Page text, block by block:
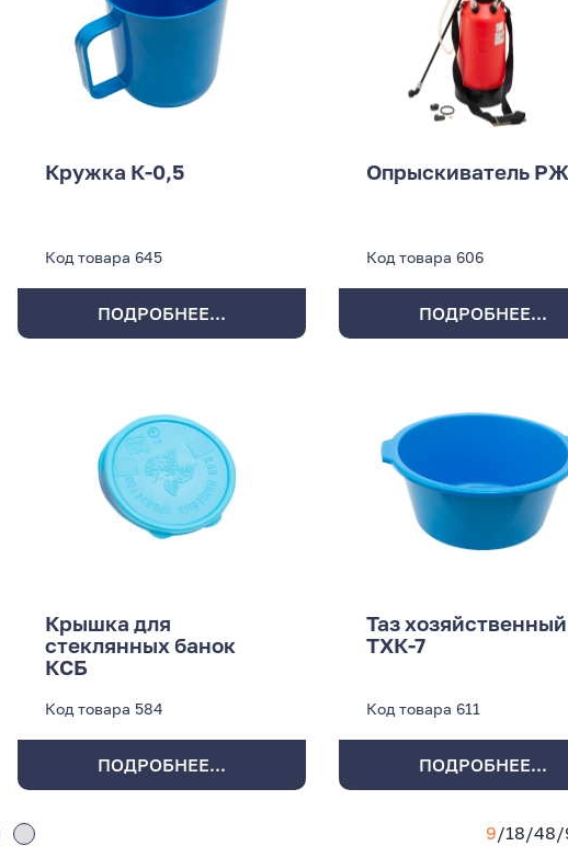
Кружка К-0,5
Код товара 645
ПОДРОБНЕЕ...
Опрыскиватель
Код товара 606
ПОДРОБНЕЕ...
Крышка для
стеклянных банок
КСБ
Код товара 584
ПОДРОБНЕЕ...
Таз хозяйственный
ТХК-7
Код товара 611
ПОДРОБНЕЕ...
9/18/48/